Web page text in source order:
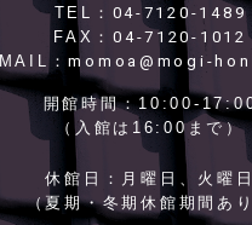
TEL： 04-7120-1489
FAX：04-7120-1012
MAIL：momoa@mogi-
開館時間： 10:00-
（入館は16:00まで）
休館日： 月曜日、火曜日
（夏期・冬期休館期間あり